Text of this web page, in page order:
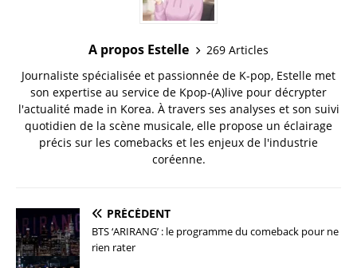
A propos Estelle
269 Articles
Journaliste spécialisée et passionnée de K-pop, Estelle met
son expertise au service de Kpop-(A)live pour décrypter
l'actualité made in Korea. À travers ses analyses et son suivi
quotidien de la scène musicale, elle propose un éclairage
précis sur les comebacks et les enjeux de l'industrie
coréenne.
PRÉCÉDENT
BTS ‘ARIRANG’ : le programme du comeback pour ne
rien rater